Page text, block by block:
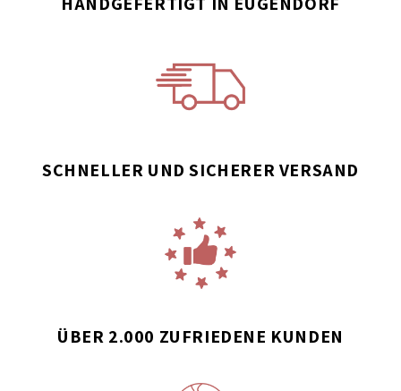
SCHNELLER UND SICHERER VERSAND
ÜBER 2.000 ZUFRIEDENE KUNDEN